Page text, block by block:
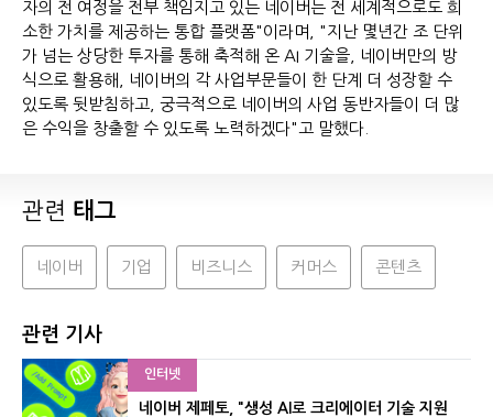
자의 전 여정을 전부 책임지고 있는 네이버는 전 세계적으로도 희
소한 가치를 제공하는 통합 플랫폼"이라며, "지난 몇년간 조 단위
가 넘는 상당한 투자를 통해 축적해 온 AI 기술을, 네이버만의 방
식으로 활용해, 네이버의 각 사업부문들이 한 단계 더 성장할 수
있도록 뒷받침하고, 궁극적으로 네이버의 사업 동반자들이 더 많
은 수익을 창출할 수 있도록 노력하겠다"고 말했다.
관련 태그
네이버 기업 비즈니스 커머스 콘텐츠
관련 기사
인터넷
네이버 제페토, "생성 AI로 크리에이터 기술 지원